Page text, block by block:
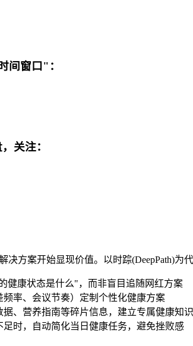
间窗口"：
关注：
决方案开始显现价值。以时踪(DeepPath)
健康状态是什么"，而非盲目追随网红方案
频率、会议节奏）定制个性化健康方案
据、营养指南等碎片信息，建立专属健康知
足时，自动简化当日健康任务，避免挫败感